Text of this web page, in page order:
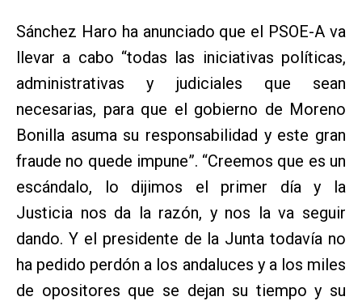
Sánchez Haro ha anunciado que el PSOE-A va
llevar a cabo “todas las iniciativas políticas,
administrativas y judiciales que sean
necesarias, para que el gobierno de Moreno
Bonilla asuma su responsabilidad y este gran
fraude no quede impune”. “Creemos que es un
escándalo, lo dijimos el primer día y la
Justicia nos da la razón, y nos la va seguir
dando. Y el presidente de la Junta todavía no
ha pedido perdón a los andaluces y a los miles
de opositores que se dejan su tiempo y su